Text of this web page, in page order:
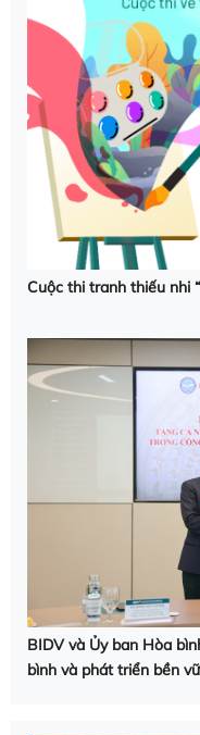
Cuộc thi tranh thiếu nhi
BIDV và Ủy ban Hòa
bình và phát triển bền